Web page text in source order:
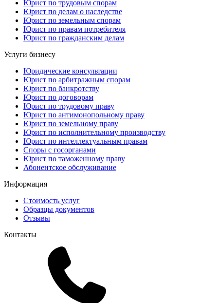
Юрист по трудовым спорам
Юрист по делам о наследстве
Юрист по земельным спорам
Юрист по правам потребителя
Юрист по гражданским делам
Услуги бизнесу
Юридические консультации
Юрист по арбитражным спорам
Юрист по банкротству
Юрист по договорам
Юрист по трудовому праву
Юрист по антимонопольному праву
Юрист по земельному праву
Юрист по исполнительному производству
Юрист по интеллектуальным правам
Споры с госорганами
Юрист по таможенному праву
Абонентское обслуживание
Информация
Стоимость услуг
Образцы документов
Отзывы
Контакты